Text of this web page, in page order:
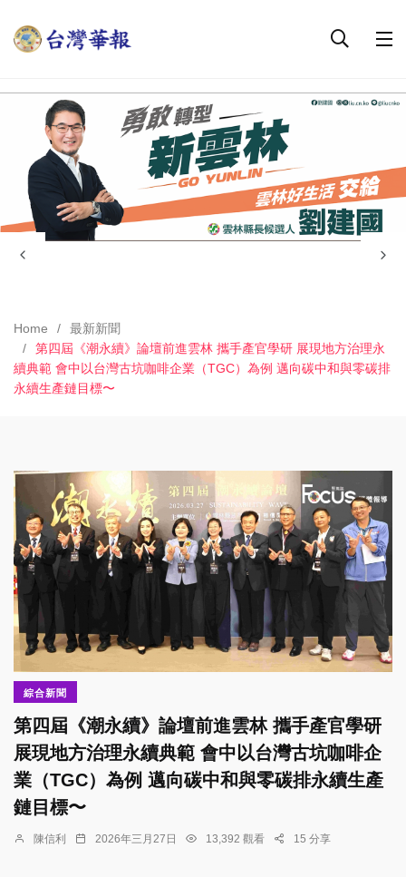
Home
最新新聞
第四屆《潮永續》論壇前進雲林 攜手產官學研 展現地方治理永
續典範 會中以台灣古坑咖啡企業（TGC）為例 邁向碳中和與零碳排
永續生產鏈目標〜
綜合新聞
第四屆《潮永續》論壇前進雲林 攜手產官學研
展現地方治理永續典範 會中以台灣古坑咖啡企
業（TGC）為例 邁向碳中和與零碳排永續生產
鏈目標〜
陳信利 2026年三月27日 13,392 觀看 15 分享